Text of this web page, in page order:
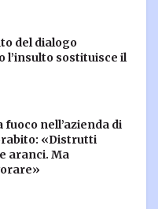
del dialogo
l’insulto sostituisce il
fuoco nell’azienda di
«Distrutti
aranci. Ma